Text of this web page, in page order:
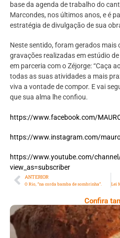
base da agenda de trabalho do
Marcondes, nos últimos anos, e é
estratégia de divulgação de sua
Neste sentido, foram gerados mais
gravações realizadas em estúdio
em parceria com o Zéjorge: “Caça
todas as suas atividades a mais
viva a vontade de compor. E vai
que sua alma lhe confiou.
https://www.facebook.com/
https://www.instagram.com/
https://www.youtube.com/
view_as=subscriber
ANTERIOR
O Rio, “na corda bamba de sombrinha”.
Confira